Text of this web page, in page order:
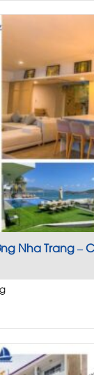
Nha Trang –